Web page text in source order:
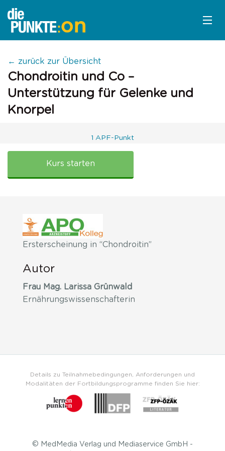
LOGIN
← zurück zur Übersicht
Chondroitin und Co –
Unterstützung für Gelenke und
Knorpel
1 APF-Punkt
Apokolleg:
ChondroitinKurs starten
Ersterscheinung in “Chondroitin”
Autor
Frau Mag. Larissa Grünwald
Ernährungswissenschafterin
Details zu Teilnahmebedingungen, Anforderungen und
Modalitäten der Fortbildungsprogramme finden Sie hier:
© MedMedia Verlag und Mediaservice GmbH -